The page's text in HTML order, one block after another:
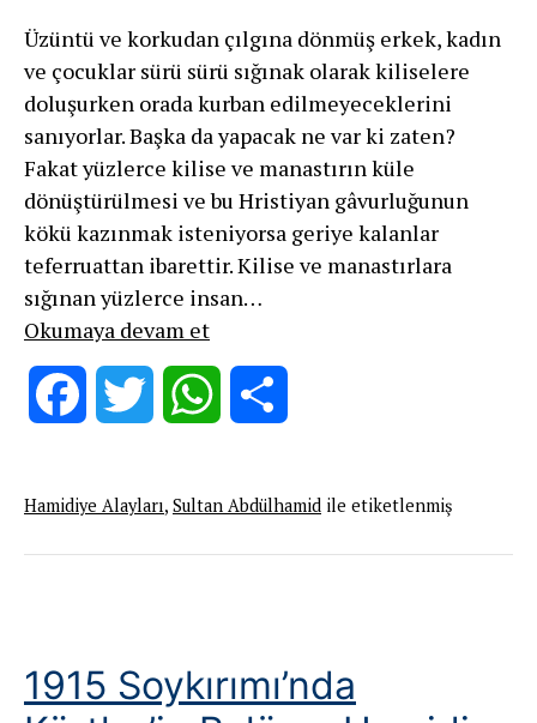
Üzüntü ve korkudan çılgına dönmüş erkek, kadın
ve çocuklar sürü sürü sığınak olarak kiliselere
doluşurken orada kurban edilmeyeceklerini
sanıyorlar. Başka da yapacak ne var ki zaten?
Fakat yüzlerce kilise ve manastırın küle
dönüştürülmesi ve bu Hristiyan gâvurluğunun
kökü kazınmak isteniyorsa geriye kalanlar
teferruattan ibarettir. Kilise ve manastırlara
sığınan yüzlerce insan…
Okumaya devam etUtancın
Ölümden
Daha
Beter
Süreç:
1895-
Facebook Twitter WhatsApp
Hamidiye Alayları, Sultan Abdülhamid ile etiketlenmiş
1915 Soykırımı’nda